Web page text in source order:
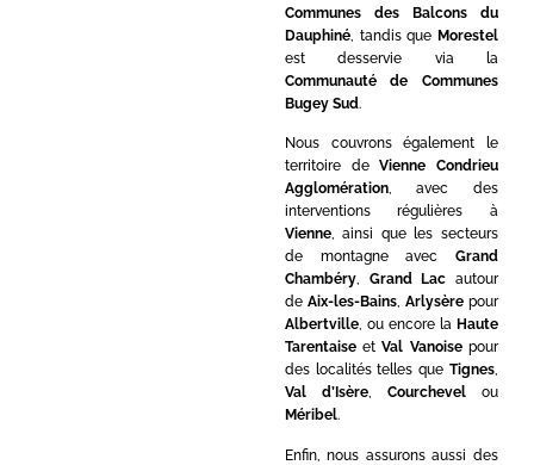
Communes des Balcons du
Dauphiné, tandis que Morestel
est desservie via la
Communauté de Communes
Bugey Sud.
Nous couvrons également le
territoire deVienne Condrieu
Agglomération, avec des
interventions régulières à
Vienne, ainsi que les secteurs
de montagne avec Grand
Chambéry, Grand Lac autour
de Aix-les-Bains, Arlysèrepour
Albertville, ou encore la Haute
TarentaiseetVal Vanoisepour
des localités telles que Tignes,
Val d’Isère, Courchevelou
Méribel.
Enfin, nous assurons aussi des